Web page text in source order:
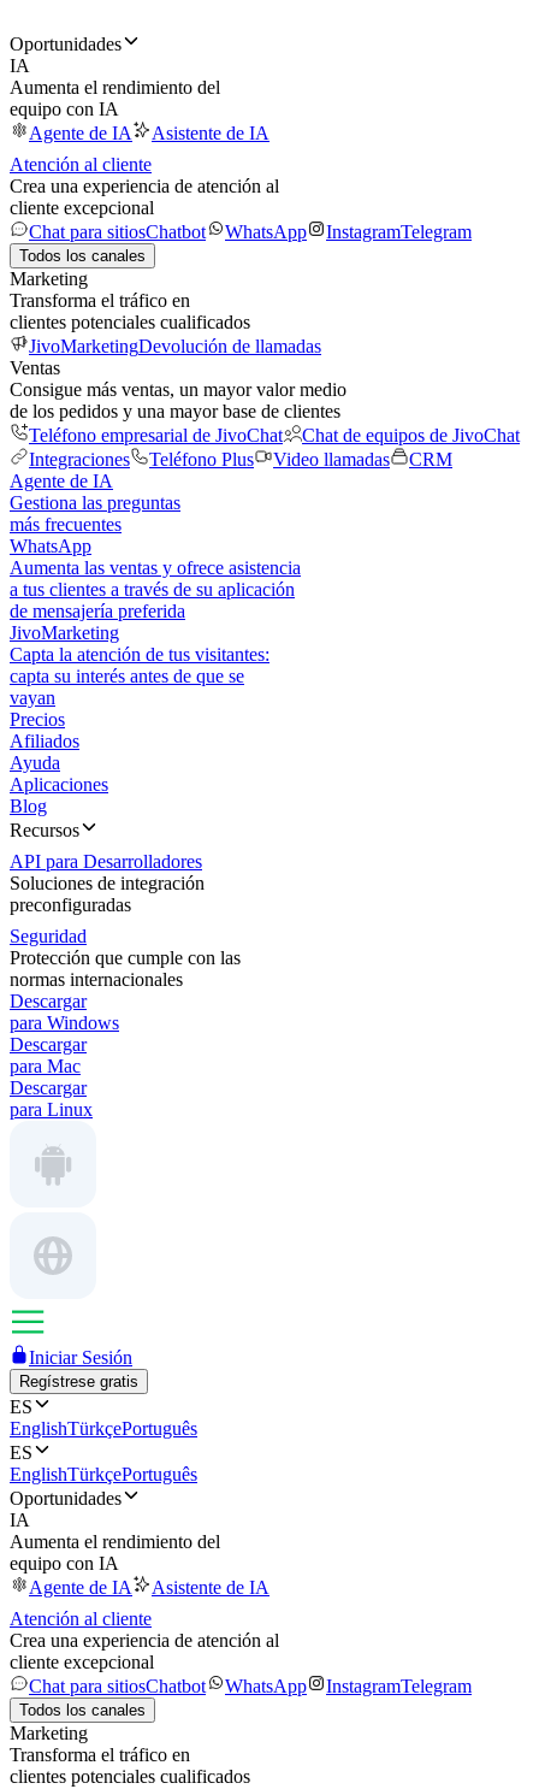
Oportunidades
IA
Aumenta el rendimiento del
equipo con IA
Agente de IA
Asistente de IA
Atención al cliente
Crea una experiencia de atención al
cliente excepcional
Chat para sitiosChatbot WhatsApp InstagramTelegram
Todos los canales
Marketing
Transforma el tráfico en
clientes potenciales cualificados
JivoMarketingDevolución de llamadas
Ventas
Consigue más ventas, un mayor valor medio
de los pedidos y una mayor base de clientes
Teléfono empresarial de JivoChat
Chat de equipos de JivoChat
Integraciones
Teléfono Plus Video llamadas
CRM
Agente de IA
Gestiona las preguntas
más frecuentes
WhatsApp
Aumenta las ventas y ofrece asistencia
a tus clientes a través de su aplicación
de mensajería preferida
JivoMarketing
Capta la atención de tus visitantes:
capta su interés antes de que se
vayan
Precios
Afiliados
Ayuda
Aplicaciones
Blog
Recursos
API para Desarrolladores
Soluciones de integración
preconfiguradas
Seguridad
Protección que cumple con las
normas internacionales
Descargar
para Windows
Descargar
para Mac
Descargar
para Linux
Iniciar Sesión
Regístrese gratis
ES
EnglishTürkçePortuguês
ES
EnglishTürkçePortuguês
Oportunidades
IA
Aumenta el rendimiento del
equipo con IA
Agente de IA
Asistente de IA
Atención al cliente
Crea una experiencia de atención al
cliente excepcional
Chat para sitiosChatbot WhatsApp InstagramTelegram
Todos los canales
Marketing
Transforma el tráfico en
clientes potenciales cualificados